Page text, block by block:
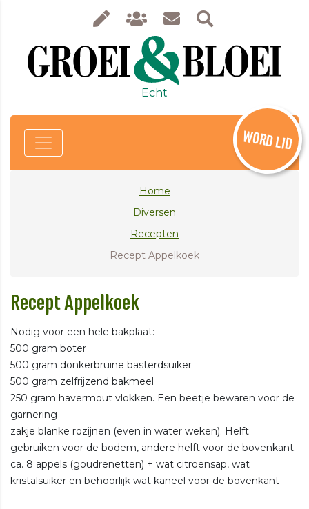
Echt
WORD LID
Home
Diversen
Recepten
Recept Appelkoek
Recept Appelkoek
Nodig voor een hele bakplaat:
500 gram boter
500 gram donkerbruine basterdsuiker
500 gram zelfrijzend bakmeel
250 gram havermout vlokken. Een beetje bewaren voor de
garnering
zakje blanke rozijnen (even in water weken). Helft
gebruiken voor de bodem, andere helft voor de bovenkant.
ca. 8 appels (goudrenetten) + wat citroensap, wat
kristalsuiker en behoorlijk wat kaneel voor de bovenkant